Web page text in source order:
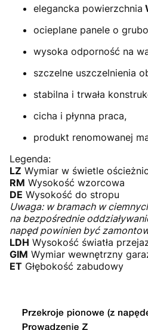
elegancka powierzchnia
ocieplane panele o
wysoka odporność na
szczelne uszczelnienia
stabilna i trwała
cicha i płynna praca,
produkt renomowanej
Legenda:
LZ Wymiar w świetle
RM Wysokość wzorcowa
DE Wysokość do stropu
Uwaga: w bramach w
na bezpośrednie
napęd powinien być
LDH Wysokość światła
GIM Wymiar wewnętrzny
ET Głębokość zabudowy